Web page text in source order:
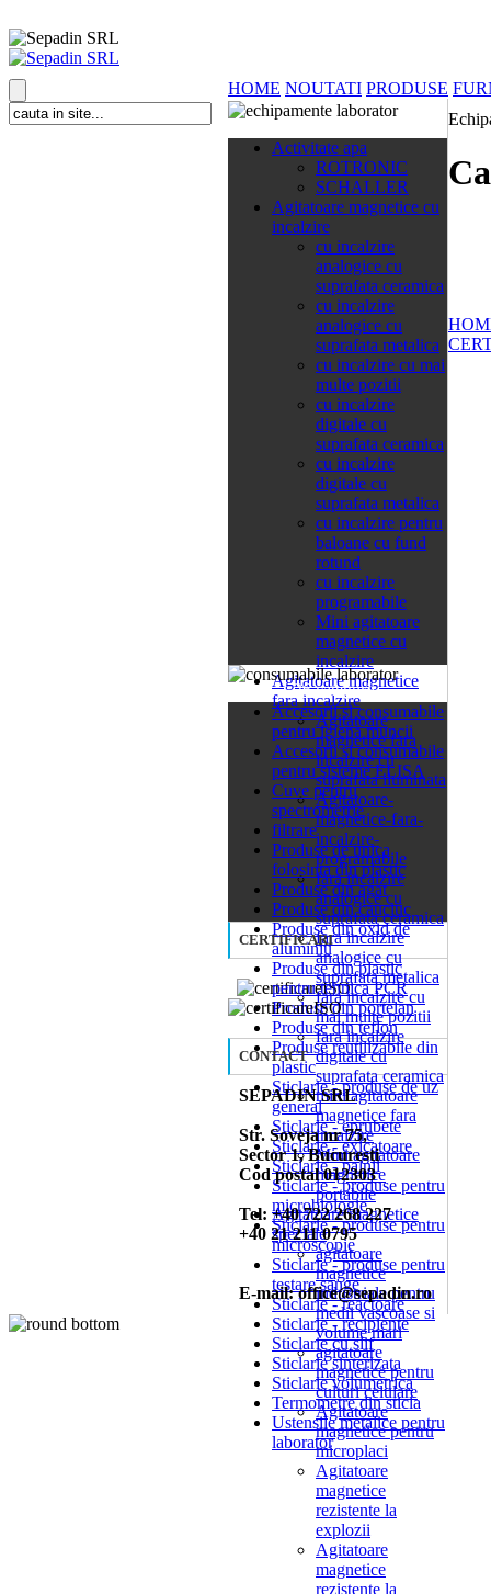
HOME NOUTATI PRODUSE
Activitate apa
ROTRONIC
SCHALLER
Agitatoare magnetice cu
incalzire
cu incalzire
analogice cu
suprafata ceramica
cu incalzire
analogice cu
suprafata metalica
cu incalzire cu mai
multe pozitii
cu incalzire
digitale cu
suprafata ceramica
cu incalzire
digitale cu
suprafata metalica
cu incalzire pentru
baloane cu fund
rotund
cu incalzire
programabile
Mini agitatoare
magnetice cu
incalzire
Agitatoare magnetice
fara incalzire
Agitatoare
magnetice fara
incalzire cu
suprafata iluminata
Agitatoare-
magnetice-fara-
incalzire-
programabile
fara incalzire
analogice cu
suprafata ceramica
fara incalzire
analogice cu
suprafata metalica
fara incalzire cu
mai multe pozitii
fara incalzire
digitale cu
suprafata ceramica
mini agitatoare
magnetice fara
incalzire
Mini agitatoare
magnetice
portabile
Agitatoare magnetice
speciale
agitatoare
magnetice
industriale pentru
medii vascoase si
volume mari
agitatoare
magnetice pentru
culturi celulare
Agitatoare
magnetice pentru
microplaci
Agitatoare
magnetice
rezistente la
explozii
Agitatoare
magnetice
rezistente la
26 categorii
Accesorii si consumabile
pentru igiena muncii
Accesorii si consumabile
pentru sisteme ELISA
Cuve pentru
spectrometrie
filtrare
Produse de unica
folosinta din plastic
Produse din agat
Produse din cauciuc
Produse din oxid de
aluminiu
Produse din plastic
pentru tehnica PCR
Produse din portelan
Produse din teflon
Produse reutilizabile din
plastic
Sticlarie - produse de uz
general
Sticlarie - eprubete
Sticlarie - exicatoare
Sticlarie - palnii
Sticlarie - produse pentru
microbiologie
Sticlarie - produse pentru
microscopie
Sticlarie - produse pentru
testare sange
Sticlarie - reactoare
Sticlarie - recipiente
Sticlarie cu slif
Sticlarie sinterizata
Sticlarie volumetrica
Termometre din sticla
Ustensile metalice pentru
laborator
CERTIFICARI
CONTACT
SEPADIN SRL
Str. Soveja nr 75,
Sector 1, Bucuresti
Cod postal 012303
Tel: +40 722 268 227
+40 21 211 0795
E-mail: office@sepadin.ro